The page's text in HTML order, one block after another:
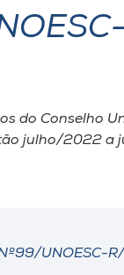
do Conselho
julho/2022 a
UNOESC-